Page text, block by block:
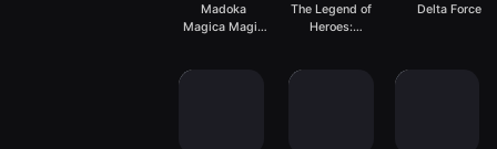
Madoka
Magica Magia
The Legend of
Heroes:
Delta Force